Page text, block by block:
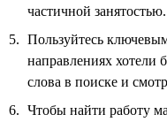
частичной занятостью.
Пользуйтесь
направлениях хотели
слова в поиске и
Чтобы найти работу